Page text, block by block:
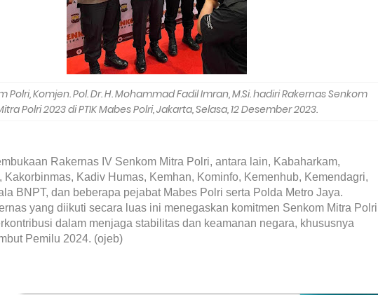
Polri, Komjen. Pol. Dr. H. Mohammad Fadil Imran, M.Si. hadiri Rakernas Senkom
Polri 2023 di PTIK Mabes Polri, Jakarta, Selasa, 12 Desember 2023.
Rakernas IV Senkom Mitra Polri, antara lain, Kabaharkam,
Kakorbinmas, Kadiv Humas, Kemhan, Kominfo, Kemenhub, Kemendagri,
BNPT, dan beberapa pejabat Mabes Polri serta Polda Metro Jaya.
yang diikuti secara luas ini menegaskan komitmen Senkom Mitra Polri
dalam menjaga stabilitas dan keamanan negara, khususnya
Pemilu 2024. (ojeb)